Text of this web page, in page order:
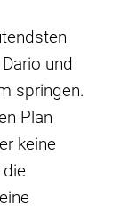
und
springen.
Plan
keine